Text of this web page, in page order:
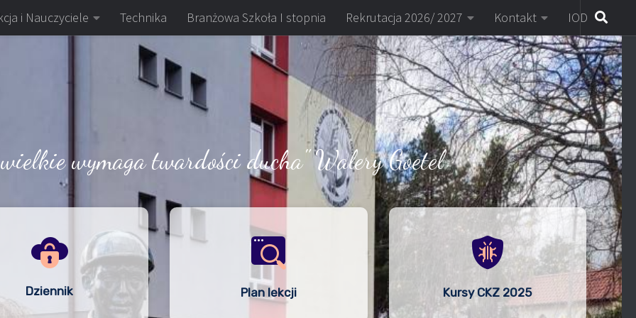
i Nauczyciele Technika Branżowa Szkoła I stopnia Rekrutacja 2026/ 2027 Kontakt IOD
wymaga twardości ducha" Walery Goetel
Dziennik Plan lekcji Kursy CKZ 2025